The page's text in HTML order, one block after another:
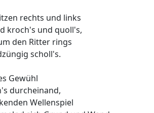
rechts und links
kroch's und quoll's,
den Ritter rings
scholl's.
Gewühl
durcheinand,
Wellenspiel